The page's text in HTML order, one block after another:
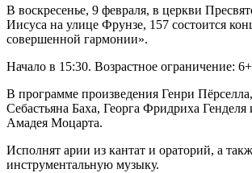
В воскресенье, 9 февраля, в церкви
Иисуса на улице Фрунзе, 157 состоится
совершенной гармонии».
Начало в 15:30. Возрастное ограничение: 6+
В программе произведения Генри
Себастьяна Баха, Георга Фридриха
Амадея Моцарта.
Исполнят арии из кантат и ораторий, а
инструментальную музыку.